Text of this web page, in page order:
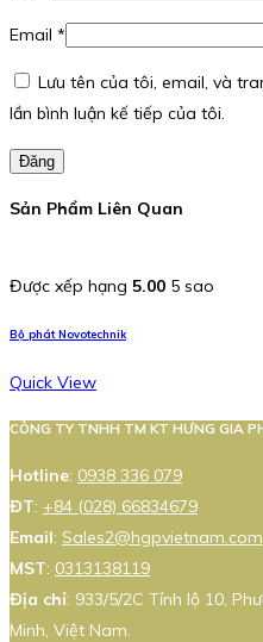
Email *
Lưu tên của tôi, email, và
lần bình luận kế tiếp của tôi.
Đăng
Sản Phẩm Liên Quan
Được xếp hạng 5.00 5 sao
Bộ phát Novotechnik
Quick View
CÔNG TY TNHH TM KT HƯNG GIA
Hotline: 0938 336 079
ĐT: +84 (028) 66834679
Email: Sales2@hgpvietnam.com
MST: 0313138119
Địa chỉ: 933/5/2C Tỉnh lộ 10,
Minh, Việt Nam.